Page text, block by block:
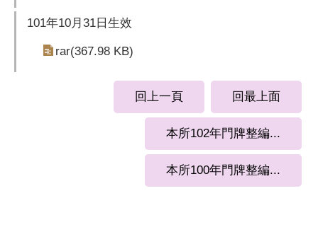
101年10月31日生效
rar(367.98 KB)
回上一頁 回最上面
本所102年門牌整編...
本所100年門牌整編...